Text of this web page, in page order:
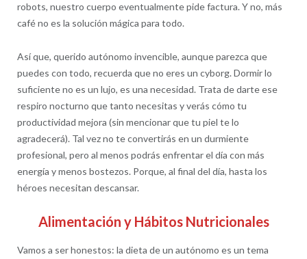
robots, nuestro cuerpo eventualmente pide factura. Y no, más
café no es la solución mágica para todo.
Así que, querido autónomo invencible, aunque parezca que
puedes con todo, recuerda que no eres un cyborg. Dormir lo
suficiente no es un lujo, es una necesidad. Trata de darte ese
respiro nocturno que tanto necesitas y verás cómo tu
productividad mejora (sin mencionar que tu piel te lo
agradecerá). Tal vez no te convertirás en un durmiente
profesional, pero al menos podrás enfrentar el día con más
energía y menos bostezos. Porque, al final del día, hasta los
héroes necesitan descansar.
Alimentación y Hábitos Nutricionales
Vamos a ser honestos: la dieta de un autónomo es un tema